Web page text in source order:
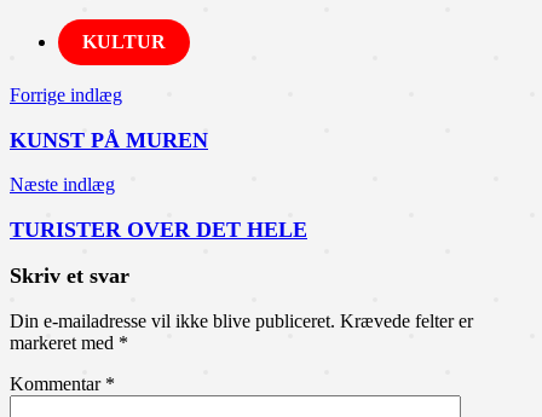
KULTUR
Indlægsnavigation
Forrige indlæg
KUNST PÅ MUREN
Næste indlæg
TURISTER OVER DET HELE
Skriv et svar
Din e-mailadresse vil ikke blive publiceret. Krævede felter er
markeret med *
Kommentar *